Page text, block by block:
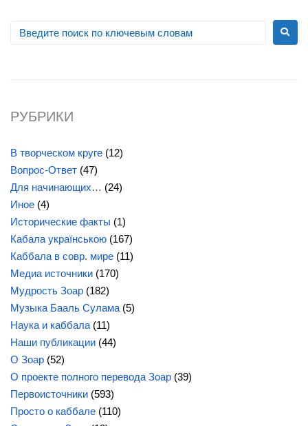
РУБРИКИ
В творческом круге (12)
Вопрос-Ответ (47)
Для начинающих… (24)
Иное (4)
Исторические факты (1)
Кабала українською (167)
Каббала в совр. мире (11)
Медиа источники (170)
Мудрость Зоар (182)
Музыка Бааль Сулама (5)
Наука и каббала (11)
Наши публикации (44)
О Зоар (52)
О проекте полного перевода Зоар (39)
Первоисточники (593)
Просто о каббале (110)